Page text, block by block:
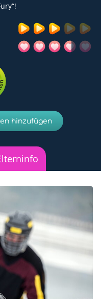
hinzufügen